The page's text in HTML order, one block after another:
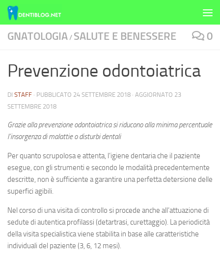
Skip to content
GNATOLOGIA/ SALUTE E BENESSERE 0
Prevenzione odontoiatrica
DI STAFF · PUBBLICATO 24 SETTEMBRE 2018 · AGGIORNATO 23
SETTEMBRE 2018
Grazie alla prevenzione odontoiatrica si riducono alla minima percentuale
l’insorgenza di malattie o disturbi dentali
Per quanto scrupolosa e attenta, l’igiene dentaria che il paziente
esegue, con gli strumenti e secondo le modalità precedentemente
descritte, non è sufficiente a garantire una perfetta detersione delle
superfici agibili.
Nel corso di una visita di controllo si procede anche all’attuazione di
sedute di autentica profilassi (detartrasi, curettaggio). La periodicità
della visita specialistica viene stabilita in base alle caratteristiche
individuali del paziente (3, 6, 12 mesi).